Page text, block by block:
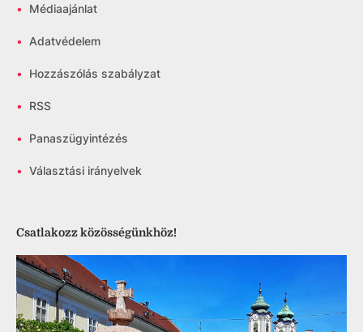
• Médiaajánlat
• Adatvédelem
• Hozzászólás szabályzat
• RSS
• Panaszügyintézés
• Választási irányelvek
Csatlakozz közösségünkhöz!